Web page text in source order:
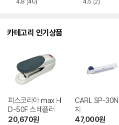
4.8 (40) 4.5 (2)
카테고리 인기상품
피스코리아 max H
D-50F 스테플러
20,670원
CARL SP-30N
치
47,000원